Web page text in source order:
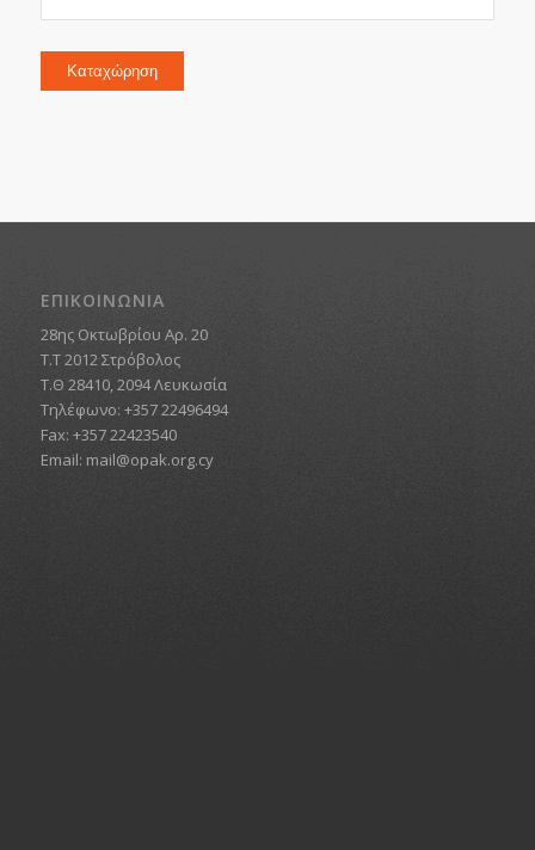
Καταχώρηση
ΕΠΙΚΟΙΝΩΝΙΑ
28ης Οκτωβρίου Αρ. 20
Τ.Τ 2012 Στρόβολος
Τ.Θ 28410, 2094 Λευκωσία
Τηλέφωνο: +357 22496494
Fax: +357 22423540
Email: mail@opak.org.cy